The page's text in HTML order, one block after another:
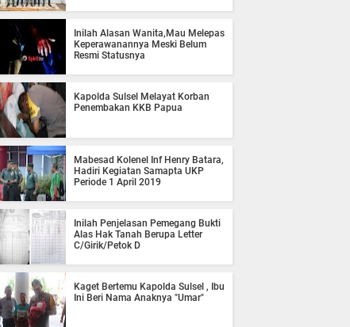
Inilah Alasan Wanita,Mau Melepas
Keperawanannya Meski Belum
Resmi Statusnya
Kapolda Sulsel Melayat Korban
Penembakan KKB Papua
Mabesad Kolenel Inf Henry Batara,
Hadiri Kegiatan Samapta UKP
Periode 1 April 2019
Inilah Penjelasan Pemegang Bukti
Alas Hak Tanah Berupa Letter
C/Girik/Petok D
Kaget Bertemu Kapolda Sulsel , Ibu
Ini Beri Nama Anaknya "Umar"